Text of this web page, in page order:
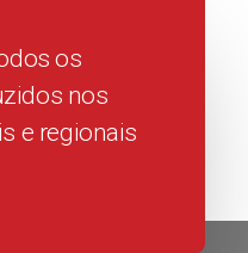
os
nos
e regionais